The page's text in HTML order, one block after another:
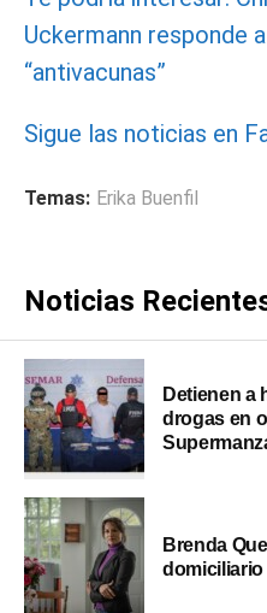
Uckermann responde
“antivacunas”
Sigue las noticias en
Temas: Erika Buenfil
Noticias
Detienen a
drogas en
Brenda
domiciliario